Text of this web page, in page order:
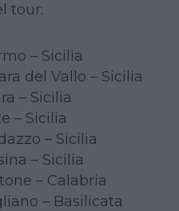
tour:
– Sicilia
del Vallo – Sicilia
– Sicilia
– Sicilia
– Sicilia
– Sicilia
– Calabria
– Basilicata